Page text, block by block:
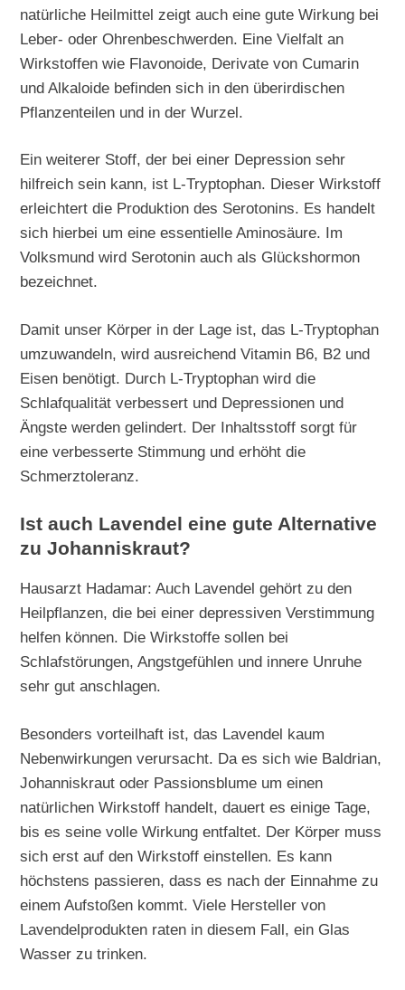
natürliche Heilmittel zeigt auch eine gute Wirkung bei
Leber- oder Ohrenbeschwerden. Eine Vielfalt an
Wirkstoffen wie Flavonoide, Derivate von Cumarin
und Alkaloide befinden sich in den überirdischen
Pflanzenteilen und in der Wurzel.
Ein weiterer Stoff, der bei einer Depression sehr
hilfreich sein kann, ist L-Tryptophan. Dieser Wirkstoff
erleichtert die Produktion des Serotonins. Es handelt
sich hierbei um eine essentielle Aminosäure. Im
Volksmund wird Serotonin auch als Glückshormon
bezeichnet.
Damit unser Körper in der Lage ist, das L-Tryptophan
umzuwandeln, wird ausreichend Vitamin B6, B2 und
Eisen benötigt. Durch L-Tryptophan wird die
Schlafqualität verbessert und Depressionen und
Ängste werden gelindert. Der Inhaltsstoff sorgt für
eine verbesserte Stimmung und erhöht die
Schmerztoleranz.
Ist auch Lavendel eine gute Alternative
zu Johanniskraut?
Hausarzt Hadamar: Auch Lavendel gehört zu den
Heilpflanzen, die bei einer depressiven Verstimmung
helfen können. Die Wirkstoffe sollen bei
Schlafstörungen, Angstgefühlen und innere Unruhe
sehr gut anschlagen.
Besonders vorteilhaft ist, das Lavendel kaum
Nebenwirkungen verursacht. Da es sich wie Baldrian,
Johanniskraut oder Passionsblume um einen
natürlichen Wirkstoff handelt, dauert es einige Tage,
bis es seine volle Wirkung entfaltet. Der Körper muss
sich erst auf den Wirkstoff einstellen. Es kann
höchstens passieren, dass es nach der Einnahme zu
einem Aufstoßen kommt. Viele Hersteller von
Lavendelprodukten raten in diesem Fall, ein Glas
Wasser zu trinken.